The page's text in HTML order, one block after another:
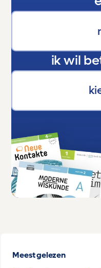
zeggen:
ik wil
Meest gelezen